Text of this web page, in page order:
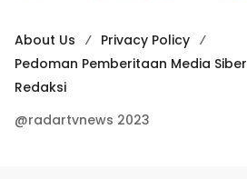
About Us
Privacy Policy
Pedoman Pemberitaan Media Siber
Redaksi
@radartvnews 2023